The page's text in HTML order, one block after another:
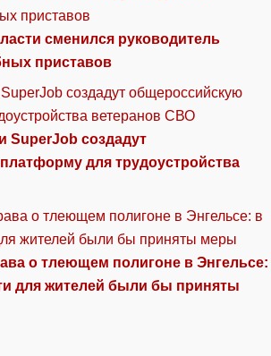
сменился руководитель
приставов
SuperJob создадут
для трудоустройства
о тлеющем полигоне в Энгельсе:
для жителей были бы приняты